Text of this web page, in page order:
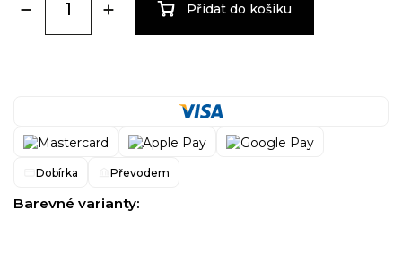
Přidat do košíku
Dobírka Převodem
Barevné varianty: